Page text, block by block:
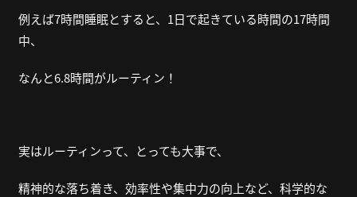
例えば7時間睡眠とすると、1日で起きている時間の17時間
中、
なんと6.8時間がルーティン！
実はルーティンって、とっても大事で、
精神的な落ち着き、効率性や集中力の向上など、科学的な